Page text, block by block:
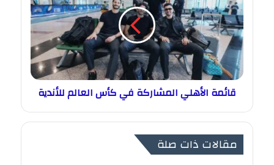
قائمة الأهلي المشاركة في كأس العالم للأندية
مقالات ذات صلة